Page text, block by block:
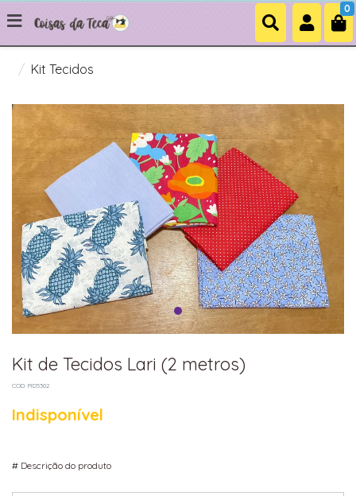
0
Kit Tecidos
Kit de Tecidos Lari (2 metros)
COD: PID5302
Indisponível
# Descrição do produto